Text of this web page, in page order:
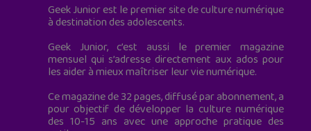
Geek Junior est le premier site de culture numérique
à destination des adolescents.
Geek Junior, c’est aussi le premier magazine
mensuel qui s’adresse directement aux ados pour
les aider à mieux maîtriser leur vie numérique.
Ce magazine de 32 pages, diffusé par abonnement, a
pour objectif de développer la culture numérique
des 10-15 ans avec une approche pratique des